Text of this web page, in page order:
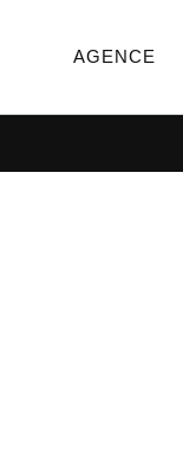
AGENCE